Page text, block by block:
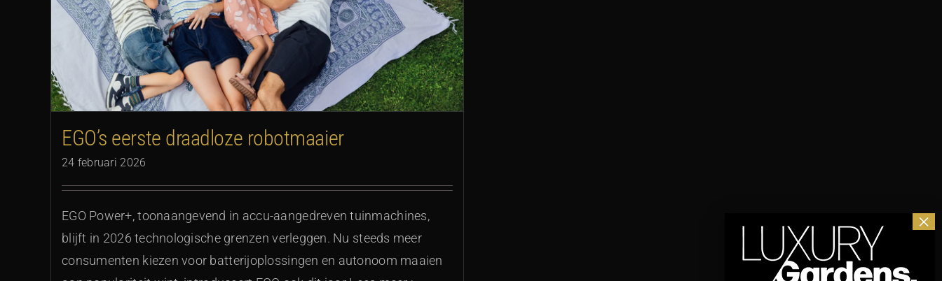
EGO’s eerste draadloze robotmaaier
24 februari 2026
EGO Power+, toonaangevend in accu-aangedreven tuinmachines,
blijft in 2026 technologische grenzen verleggen. Nu steeds meer
consumenten kiezen voor batterijoplossingen en autonoom maaien